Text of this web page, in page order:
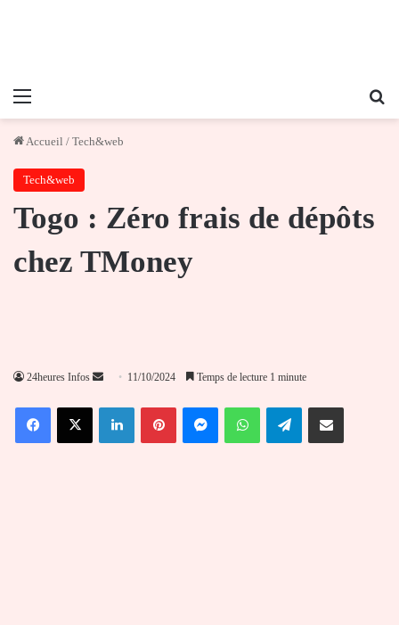
Menu
Accueil / Tech&web
Tech&web
Togo : Zéro frais de dépôts
chez TMoney
24heures Infos
Envoyer
courriel
11/10/2024 Temps de lecture 1 minute
FacebookX LinkedinPinterestMessengerWhatsAppTelegramPartager par email